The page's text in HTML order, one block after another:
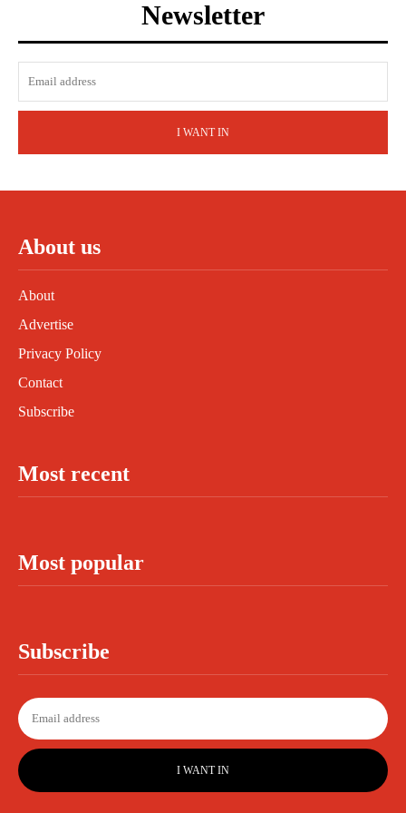
Newsletter
I WANT IN
About us
About
Advertise
Privacy Policy
Contact
Subscribe
Most recent
Most popular
Subscribe
I WANT IN